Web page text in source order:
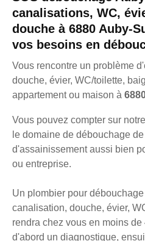
canalisations, WC,
douche à 6880 Auby-
vos besoins en
Vous rencontre un problème
douche, évier, WC/toilette,
appartement ou maison à
Vous pouvez compter sur
le domaine de débouchage
d'assainissement aussi bien
ou entreprise.
Un plombier pour
canalisation, douche, évier,
rendra chez vous en moins
d'abord un diagnostique,